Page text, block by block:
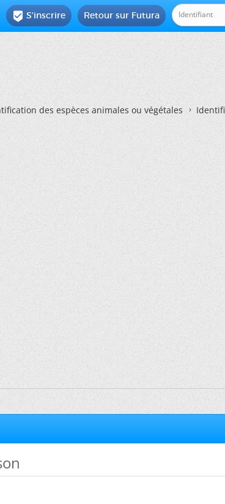
Retour sur Futura
 S'inscrire
des espèces animales ou végétales